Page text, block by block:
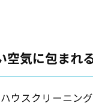
空気に包まれ
ウスクリーニン